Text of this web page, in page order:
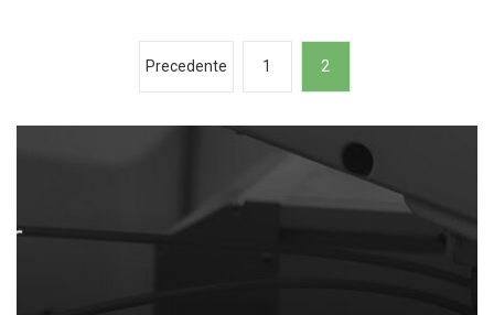
g
a
Precedente 1 2